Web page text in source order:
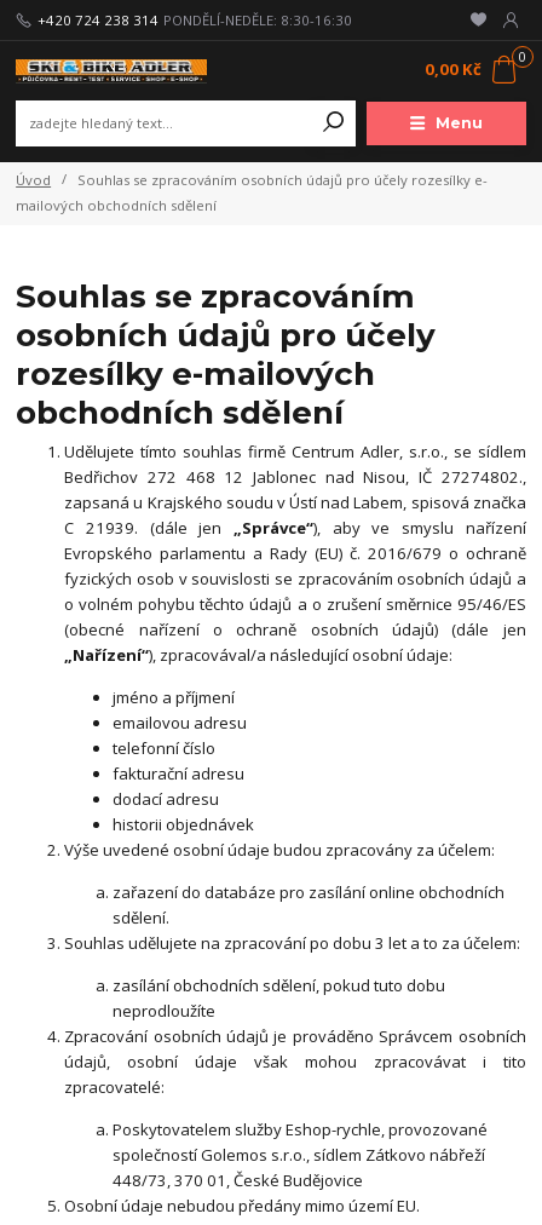
Menu
+420 724 238 314 PONDĚLÍ-NEDĚLE: 8:30-16:30
0
0,00 Kč
Úvod
Souhlas se zpracováním osobních údajů pro účely rozesílky e-
mailových obchodních sdělení
Souhlas se zpracováním
osobních údajů pro účely
rozesílky e-mailových
obchodních sdělení
Udělujete tímto souhlas firmě Centrum Adler, s.r.o., se sídlem
Bedřichov 272 468 12 Jablonec nad Nisou, IČ 27274802.,
zapsaná u Krajského soudu v Ústí nad Labem, spisová značka
C 21939. (dále jen „Správce“), aby ve smyslu nařízení
Evropského parlamentu a Rady (EU) č. 2016/679 o ochraně
fyzických osob v souvislosti se zpracováním osobních údajů a
o volném pohybu těchto údajů a o zrušení směrnice 95/46/ES
(obecné nařízení o ochraně osobních údajů) (dále jen
„Nařízení“), zpracovával/a následující osobní údaje:
jméno a příjmení
emailovou adresu
telefonní číslo
fakturační adresu
dodací adresu
historii objednávek
Výše uvedené osobní údaje budou zpracovány za účelem:
zařazení do databáze pro zasílání online obchodních
sdělení.
Souhlas udělujete na zpracování po dobu3 let a to za účelem:
zasílání obchodních sdělení, pokud tuto dobu
neprodloužíte
Zpracování osobních údajů je prováděno Správcem osobních
údajů, osobní údaje však mohou zpracovávat i tito
zpracovatelé:
Poskytovatelem služby Eshop-rychle, provozované
společností Golemos s.r.o., sídlem Zátkovo nábřeží
448/73, 370 01, České Budějovice
Osobní údaje nebudou předány mimo území EU.